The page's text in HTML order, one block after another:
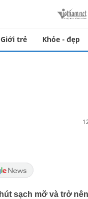
Giới trẻ Khỏe - đẹp
sạch mỡ và trở